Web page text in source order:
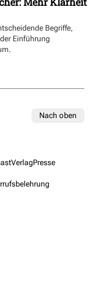
Begriffe,
Einführung
Nach oben
VerlagPresse